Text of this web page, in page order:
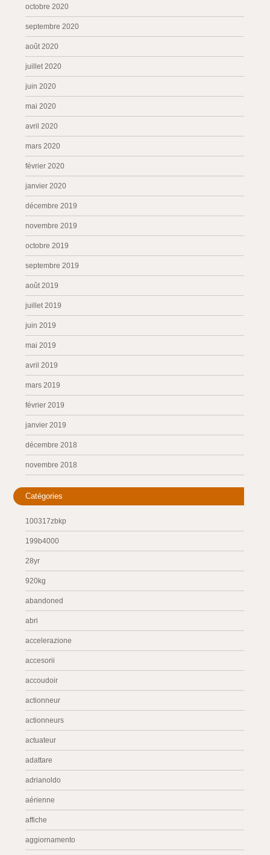
octobre 2020
septembre 2020
août 2020
juillet 2020
juin 2020
mai 2020
avril 2020
mars 2020
février 2020
janvier 2020
décembre 2019
novembre 2019
octobre 2019
septembre 2019
août 2019
juillet 2019
juin 2019
mai 2019
avril 2019
mars 2019
février 2019
janvier 2019
décembre 2018
novembre 2018
Catégories
100317zbkp
199b4000
28yr
920kg
abandoned
abri
accelerazione
accesorii
accoudoir
actionneur
actionneurs
actuateur
adattare
adrianoldo
aérienne
affiche
aggiornamento